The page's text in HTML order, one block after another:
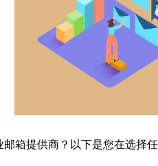
箱提供商？以下是您在选择